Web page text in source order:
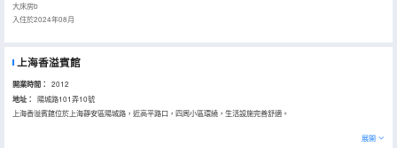
大床房b
入住於2024年08月
上海香溢賓館
開業時間： 2012
地址：
陽城路101弄10號
上海香溢賓館位於上海靜安區陽城路，近高平路口，四周小區環繞，生活設施完善舒適。
賓館的客房乾淨、整潔，房內24小時熱水、獨立淋浴間、空調等設施都有，更有殷切的服務，為賓客提供一個便利的住
展開